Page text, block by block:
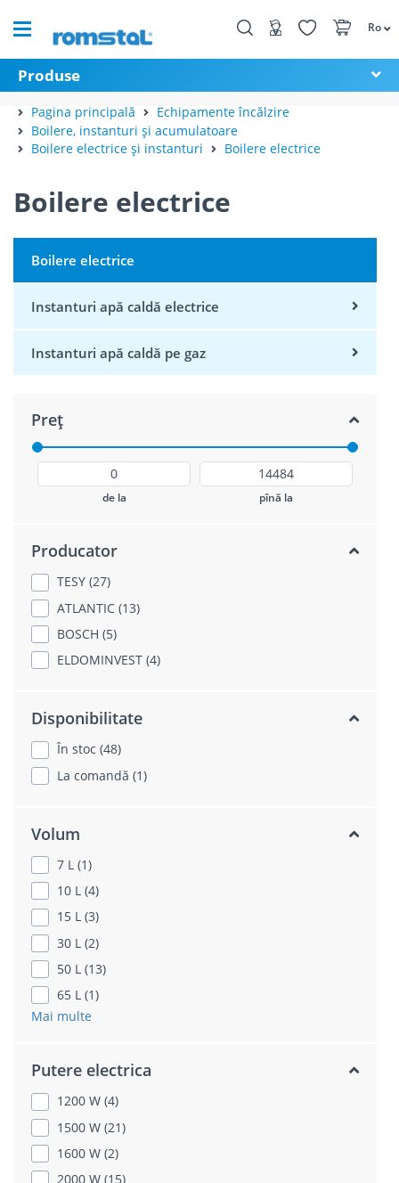
Ro
Produse
Pagina principală
Echipamente încălzire
Boilere, instanturi și acumulatoare
Boilere electrice și instanturi
Boilere electrice
Boilere electrice
Boilere electrice
Instanturi apă caldă electrice
Instanturi apă caldă pe gaz
Preț
de la pînă la
Producator
TESY (27)
ATLANTIC (13)
BOSCH (5)
ELDOMINVEST (4)
Disponibilitate
În stoc (48)
La comandă (1)
Volum
7 L (1)
10 L (4)
15 L (3)
30 L (2)
50 L (13)
65 L (1)
Mai multe
Putere electrica
1200 W (4)
1500 W (21)
1600 W (2)
2000 W (15)